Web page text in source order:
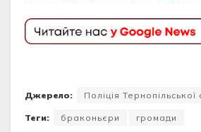
Джерело: Поліція Тернопільської
Теги: браконьєри громади